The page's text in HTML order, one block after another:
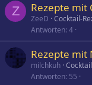
Z Rezepte mit
ZeeD Cocktail-
Antworten 4
Rezepte mit
milchkuh
Antworten 55